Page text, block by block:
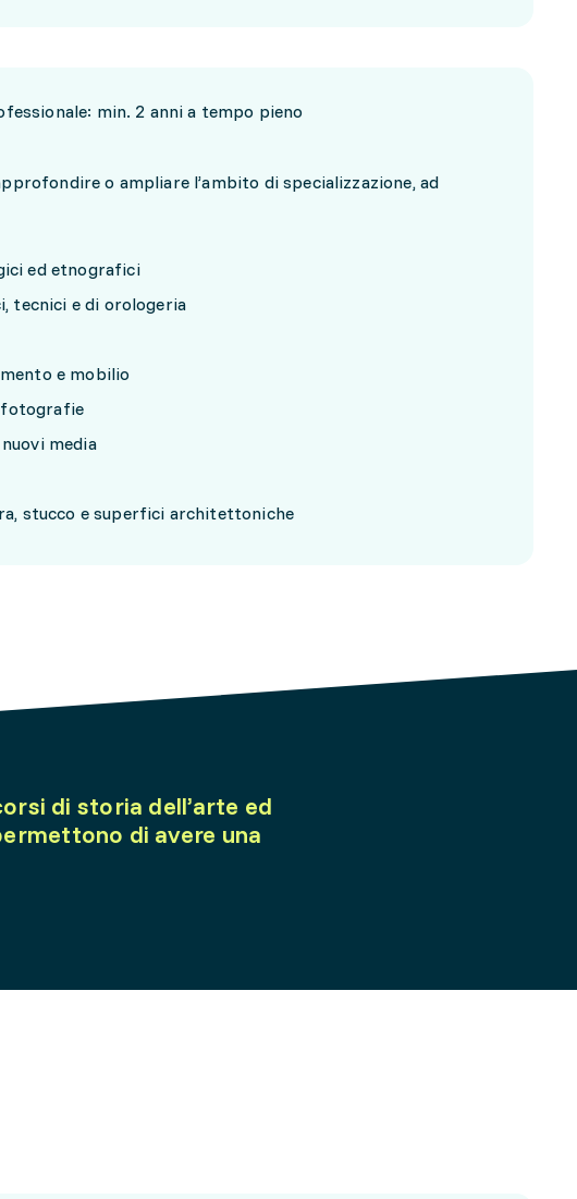
min. 2 anni a tempo pieno
o ampliare l’ambito di specializzazione, ad
ed etnografici
tecnici e di orologeria
e mobilio
media
stucco e superfici architettoniche
di storia dell’arte ed
di avere una